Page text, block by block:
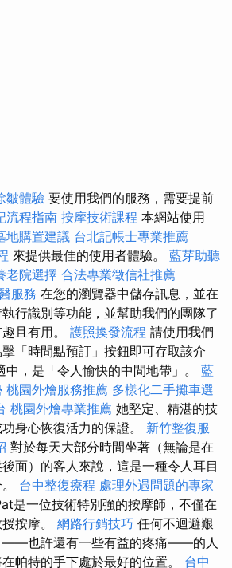
皺體驗 要使用我們的服務，需要提前
流程指南 按摩技術課程 本網站使用
地購置建議 台北記帳士專業推薦
來提供最佳的使用者體驗。 藍芽助聽
老院選擇 合法專業徵信社推薦
服務 在您的瀏覽器中儲存訊息，並在
行識別等功能，並幫助我們的團隊了
且有用。 護照換發流程 請使用我們
「時間點預訂」按鈕即可存取該介
，是「令人愉快的中間地帶」。 藍
桃園外燴服務推薦 多樣化二手攤車選
桃園外燴專業推薦 她堅定、精湛的技
身心恢復活力的保證。 新竹整復服
對於每天大部分時間坐著（無論是在
面）的客人來說，這是一種令人耳目
台中整復療程 處理外遇問題的專家
是一位技術特別強的按摩師，不僅在
按摩。 網路行銷技巧 任何不迴避艱
——也許還有一些有益的疼痛——的人
帕特的手下處於最好的位置。 台中